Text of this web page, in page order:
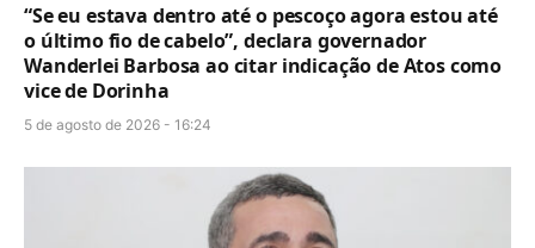
“Se eu estava dentro até o pescoço agora estou até
o último fio de cabelo”, declara governador
Wanderlei Barbosa ao citar indicação de Atos como
vice de Dorinha
5 de agosto de 2026 - 16:24